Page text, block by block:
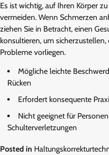
Es ist wichtig, auf Ihren Körper
vermeiden. Wenn Schmerzen
ziehen Sie in Betracht, einen
konsultieren, um
Probleme vorliegen.
Mögliche leichte
Rücken
Erfordert konsequente
Nicht geeignet für
Schulterverletzungen
Posted in